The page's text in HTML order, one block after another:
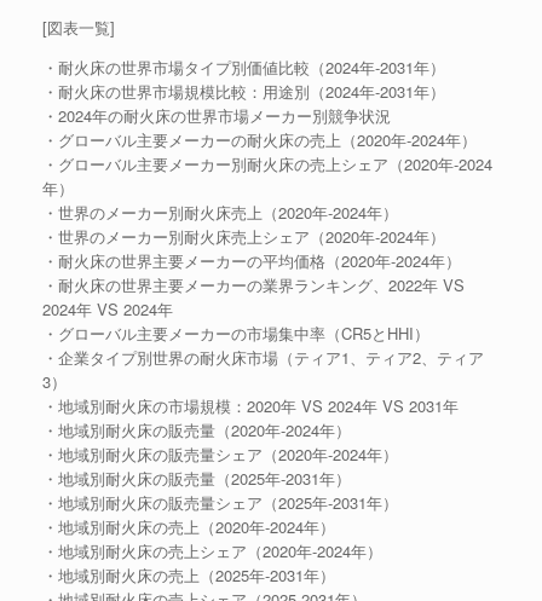
[図表一覧]
・耐火床の世界市場タイプ別価値比較（2024年-2031年）
・耐火床の世界市場規模比較：用途別（2024年-2031年）
・2024年の耐火床の世界市場メーカー別競争状況
・グローバル主要メーカーの耐火床の売上（2020年-2024年）
・グローバル主要メーカー別耐火床の売上シェア（2020年-2024
年）
・世界のメーカー別耐火床売上（2020年-2024年）
・世界のメーカー別耐火床売上シェア（2020年-2024年）
・耐火床の世界主要メーカーの平均価格（2020年-2024年）
・耐火床の世界主要メーカーの業界ランキング、2022年 VS
2024年 VS 2024年
・グローバル主要メーカーの市場集中率（CR5とHHI）
・企業タイプ別世界の耐火床市場（ティア1、ティア2、ティア
3）
・地域別耐火床の市場規模：2020年 VS 2024年 VS 2031年
・地域別耐火床の販売量（2020年-2024年）
・地域別耐火床の販売量シェア（2020年-2024年）
・地域別耐火床の販売量（2025年-2031年）
・地域別耐火床の販売量シェア（2025年-2031年）
・地域別耐火床の売上（2020年-2024年）
・地域別耐火床の売上シェア（2020年-2024年）
・地域別耐火床の売上（2025年-2031年）